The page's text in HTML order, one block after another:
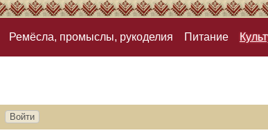
Ремёсла, промыслы, рукоделия Питание
Войти